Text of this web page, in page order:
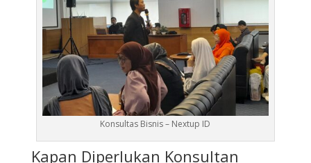
Konsultas Bisnis – Nextup ID
Kapan Diperlukan Konsultan